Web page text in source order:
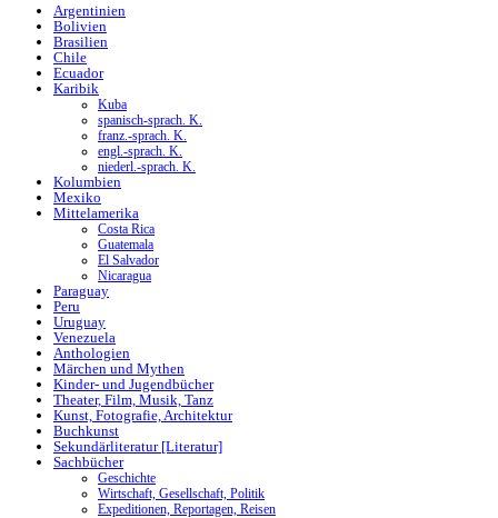
Argentinien
Bolivien
Brasilien
Chile
Ecuador
Karibik
Kuba
spanisch-sprach. K.
franz.-sprach. K.
engl.-sprach. K.
niederl.-sprach. K.
Kolumbien
Mexiko
Mittelamerika
Costa Rica
Guatemala
El Salvador
Nicaragua
Paraguay
Peru
Uruguay
Venezuela
Anthologien
Märchen und Mythen
Kinder- und Jugendbücher
Theater, Film, Musik, Tanz
Kunst, Fotografie, Architektur
Buchkunst
Sekundärliteratur [Literatur]
Sachbücher
Geschichte
Wirtschaft, Gesellschaft, Politik
Expeditionen, Reportagen, Reisen